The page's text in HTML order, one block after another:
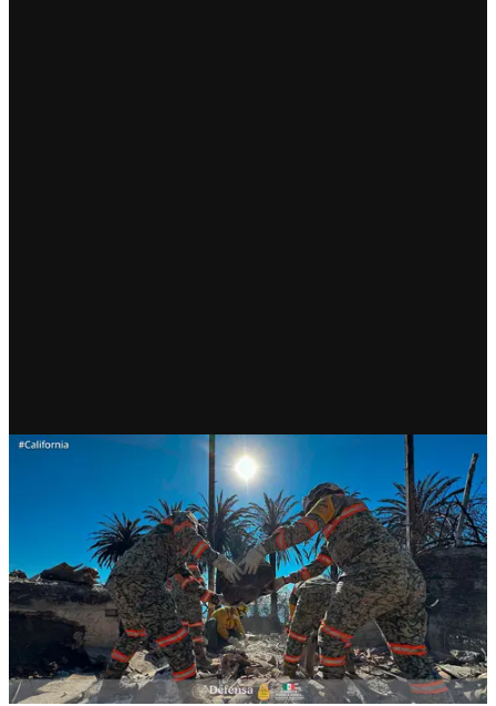
RECIENTE
Consulado de México activa
ayuda para damnificados en
Los Ángeles